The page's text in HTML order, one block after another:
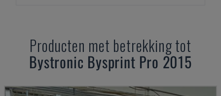
Producten met betrekking tot
Bystronic Bysprint Pro 2015